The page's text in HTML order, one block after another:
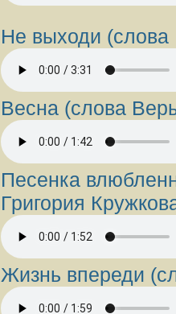
Не выходи (слова
Весна (слова
Песенка
Григория
Жизнь впереди